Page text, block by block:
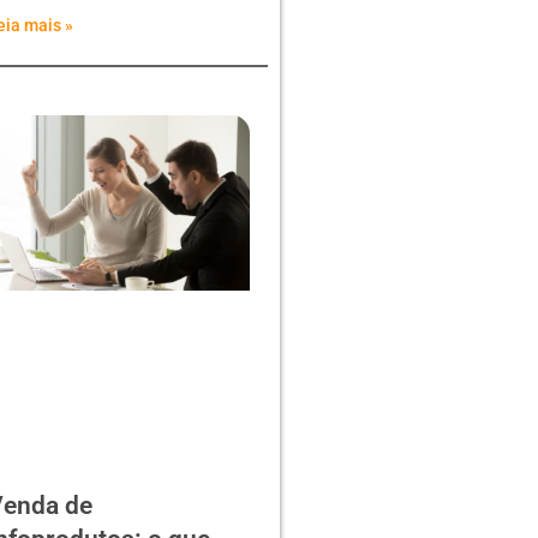
mais »
de